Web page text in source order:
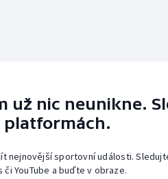
už nic neunikne.
platformách.
nejnovější sportovní události.
či YouTube a buďte v obraze.